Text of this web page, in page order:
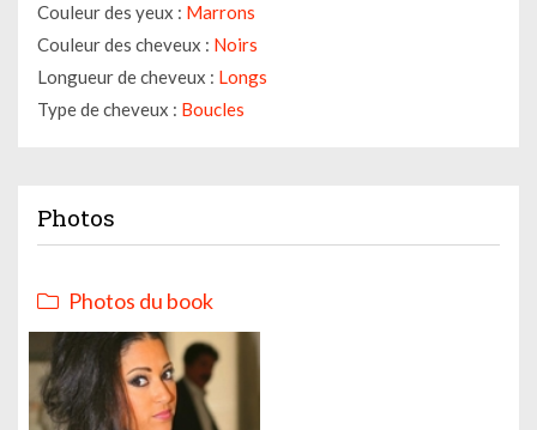
Couleur des yeux : Marrons
Couleur des cheveux : Noirs
Longueur de cheveux : Longs
Type de cheveux : Boucles
Photos
Photos du book